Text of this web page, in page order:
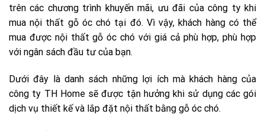
trên các chương trình khuyến mãi, ưu đãi của công ty khi
mua nội thất gỗ óc chó tại đó. Vì vậy, khách hàng có thể
mua được nội thất gỗ óc chó với giá cả phù hợp, phù hợp
với ngân sách đầu tư của bạn.
Dưới đây là danh sách những lợi ích mà khách hàng của
công ty TH Home sẽ được tận hưởng khi sử dụng các gói
dịch vụ thiết kế và lắp đặt nội thất bằng gỗ óc chó.